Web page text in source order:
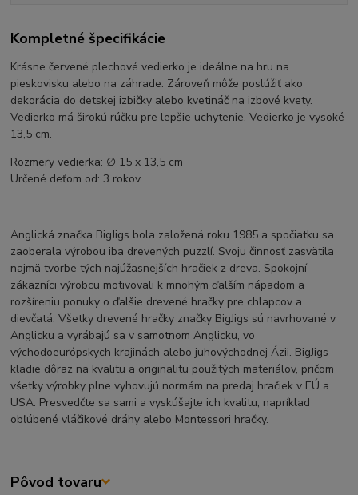
Kompletné špecifikácie
Krásne červené plechové vedierko je ideálne na hru na
pieskovisku alebo na záhrade. Zároveň môže poslúžiť ako
dekorácia do detskej izbičky alebo kvetináč na izbové kvety.
Vedierko má širokú rúčku pre lepšie uchytenie. Vedierko je vysoké
13,5 cm.
Rozmery vedierka: ∅ 15 x 13,5 cm
Určené deťom od: 3 rokov
Anglická značka BigJigs bola založená roku 1985 a spočiatku sa
zaoberala výrobou iba drevených puzzlí. Svoju činnosť zasvätila
najmä tvorbe tých najúžasnejších hračiek z dreva. Spokojní
zákazníci výrobcu motivovali k mnohým ďalším nápadom a
rozšíreniu ponuky o ďalšie drevené hračky pre chlapcov a
dievčatá. Všetky drevené hračky značky BigJigs sú navrhované v
Anglicku a vyrábajú sa v samotnom Anglicku, vo
východoeurópskych krajinách alebo juhovýchodnej Ázii. BigJigs
kladie dôraz na kvalitu a originalitu použitých materiálov, pričom
všetky výrobky plne vyhovujú normám na predaj hračiek v EÚ a
USA. Presvedčte sa sami a vyskúšajte ich kvalitu, napríklad
obľúbené vláčikové dráhy alebo Montessori hračky.
Pôvod tovaru